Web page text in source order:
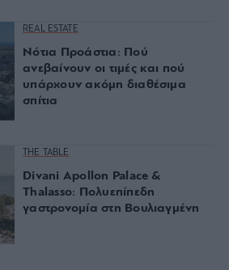
REAL ESTATE
Νότια Προάστια: Πού
ανεβαίνουν οι τιμές και πού
υπάρχουν ακόμη διαθέσιμα
σπίτια
THE TABLE
Divani Apollon Palace &
Thalasso: Πολυεπίπεδη
γαστρονομία στη Βουλιαγμένη